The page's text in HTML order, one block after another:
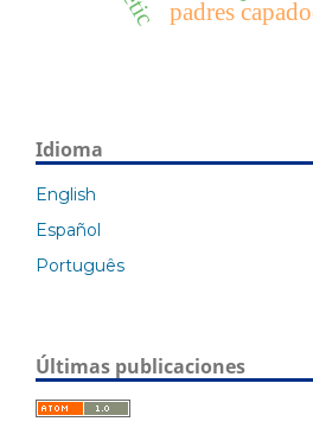
padres
Idioma
English
Español
Português
Últimas publicaciones